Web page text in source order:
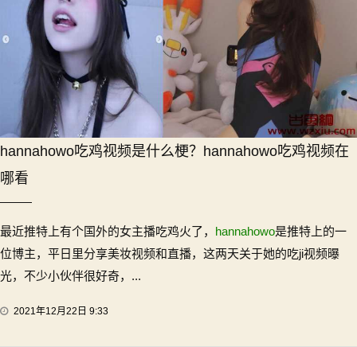
hannahowo吃鸡视频是什么梗？hannahowo吃鸡视频在
哪看
最近推特上有个国外的女主播吃鸡火了， hannahowo是推特上的一
位博主，平日里分享美妆视频和直播，这两天关于她的吃ji视频曝
光，不少小伙伴很好奇，...
2021年12月22日 9:33